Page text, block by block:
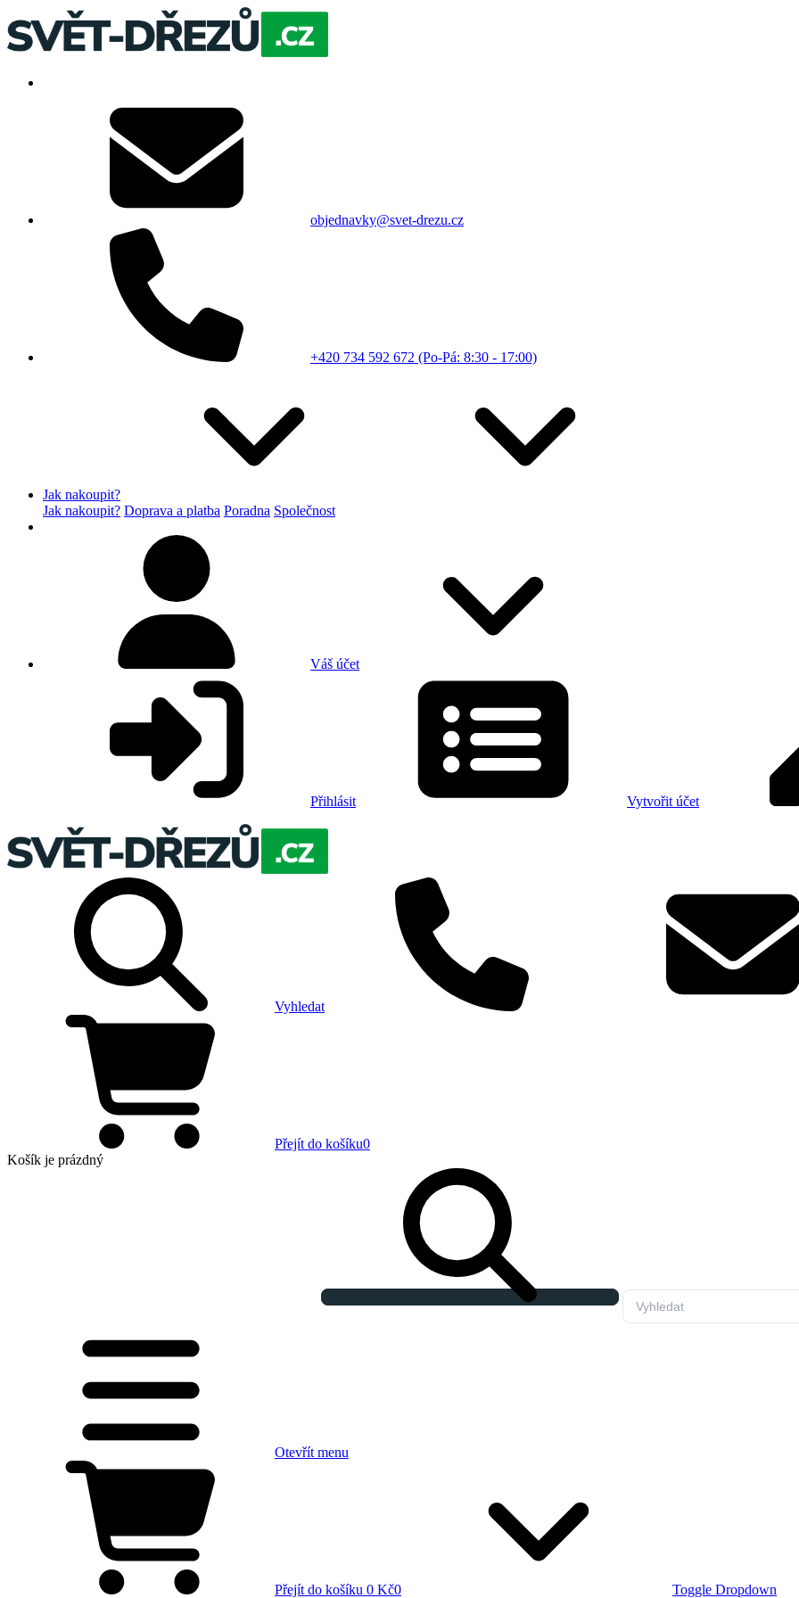
objednavky@svet-drezu.cz
+420 734 592 672 (Po-Pá: 8:30 - 17:00)
Jak nakoupit?
Jak nakoupit? Doprava a platba Poradna Společnost
Váš účet
Přihlásit Vytvořit účet
Vyhledat
Přejít do košíku0
Košík je prázdný
Otevřít menu
Přejít do košíku 0 Kč0
Toggle Dropdown